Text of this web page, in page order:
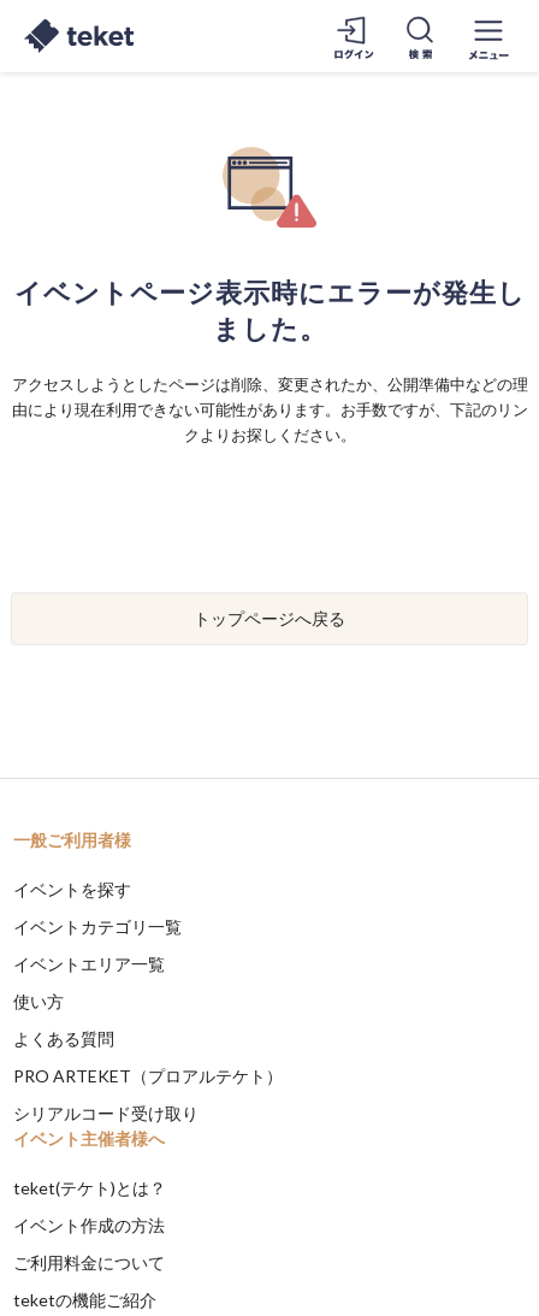
イベントページ表示時にエラーが発生し
ました。
アクセスしようとしたページは削除、変更されたか、公開準備中などの理
由により現在利用できない可能性があります。お手数ですが、下記のリン
クよりお探しください。
トップページへ戻る
一般ご利用者様
イベントを探す
イベントカテゴリ一覧
イベントエリア一覧
使い方
よくある質問
PRO ARTEKET（プロアルテケト）
シリアルコード受け取り
イベント主催者様へ
teket(テケト)とは？
イベント作成の方法
ご利用料金について
teketの機能ご紹介